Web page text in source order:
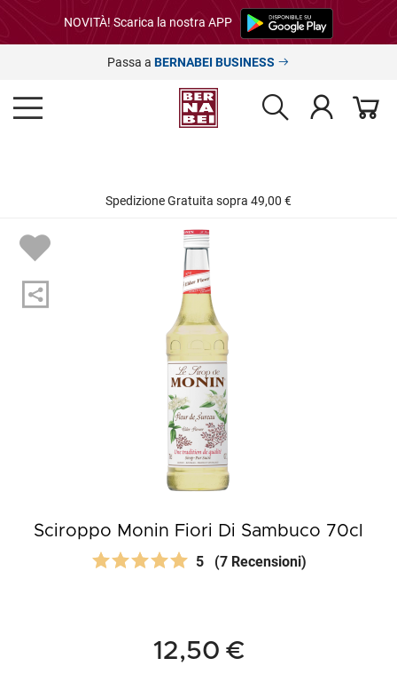
NOVITÀ! Scarica la nostra APP
Passa a BERNABEI BUSINESS
Spedizione Gratuita sopra 49,00 €
Sciroppo Monin Fiori Di Sambuco 70cl
5 (7 Recensioni)
12,50 €